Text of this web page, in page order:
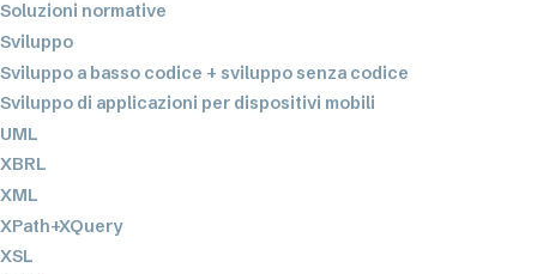
Soluzioni normative
Sviluppo
Sviluppo a basso codice + sviluppo senza codice
Sviluppo di applicazioni per dispositivi mobili
UML
XBRL
XML
XPath+XQuery
XSL